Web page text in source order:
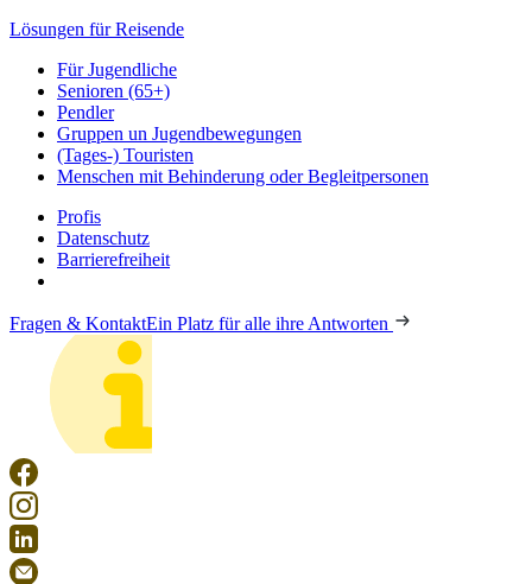
Lösungen für Reisende
Für Jugendliche
Senioren (65+)
Pendler
Gruppen un Jugendbewegungen
(Tages-) Touristen
Menschen mit Behinderung oder Begleitpersonen
Profis
Datenschutz
Barrierefreiheit
Fragen & KontaktEin Platz für alle ihre Antworten